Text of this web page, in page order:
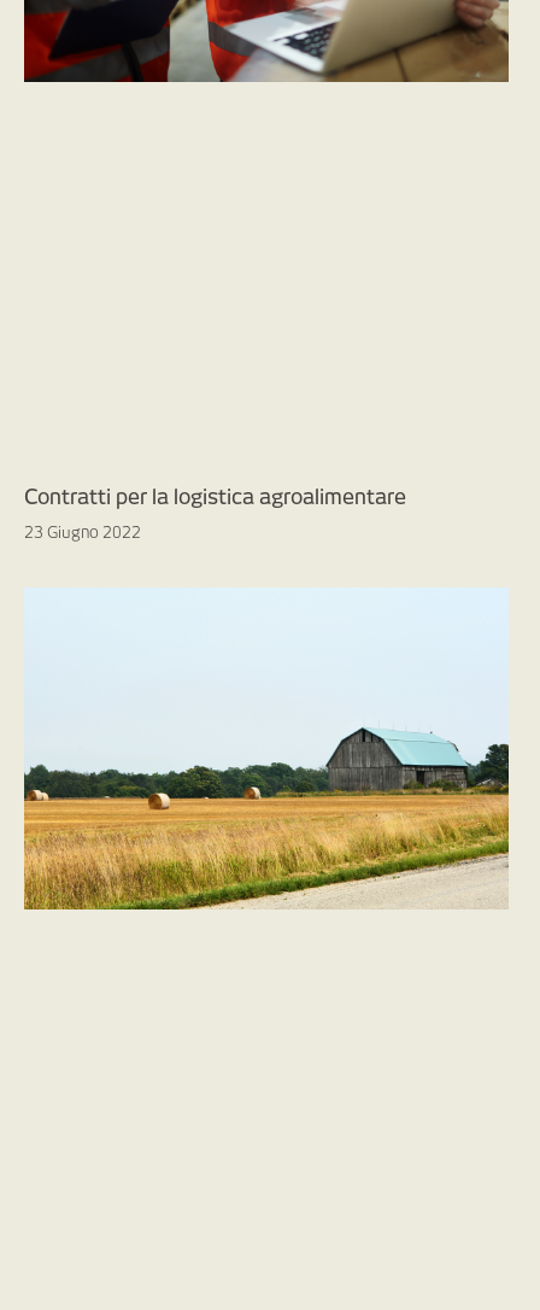
Contratti per la logistica agroalimentare
23 Giugno 2022